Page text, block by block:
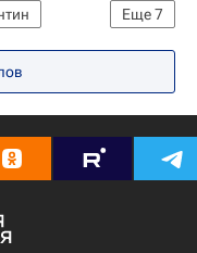
Еще7
Иван Дорн
19